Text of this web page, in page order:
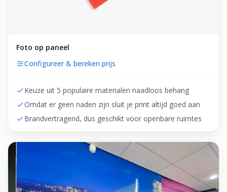
Foto op paneel
Configureer & bereken prijs
Keuze uit 5 populaire materialen naadloos behang
Omdat er geen naden zijn sluit je print altijd goed aan
Brandvertragend, dus geschikt voor openbare ruimtes